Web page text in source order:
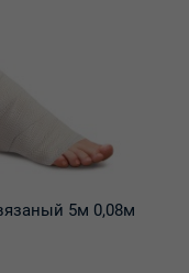
5м 0,08м